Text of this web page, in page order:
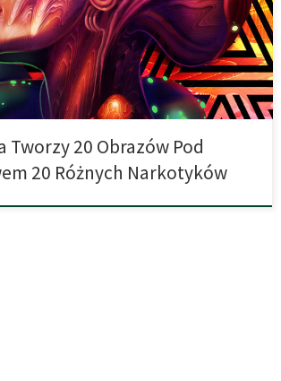
że wyniki jego pracy są imponujące. Butylon
Marihuana Alkohol Podtlenek azotu Kokaina
halucynogenne) 4-HO-MIPT Poppers DMT
[…]
Tworzy 20 Obrazów Pod
20 Różnych Narkotyków